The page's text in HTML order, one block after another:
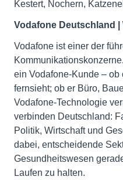
Kestert, Nochern,
Vodafone Deutschland |
Vodafone ist einer der
ein Vodafone-Kunde – ob
fernsieht; ob er Büro,
Vodafone-Technologie
verbinden Deutschland:
Politik, Wirtschaft und
dabei, entscheidende
Gesundheitswesen
Laufen zu halten.